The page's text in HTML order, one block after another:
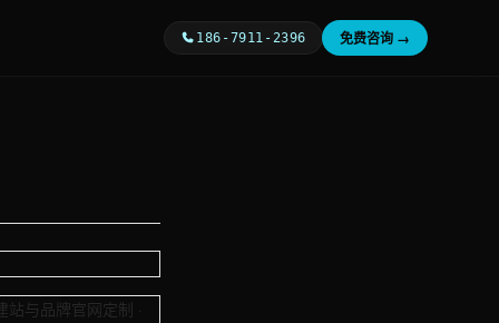
186-7911-2396 免费咨询 →